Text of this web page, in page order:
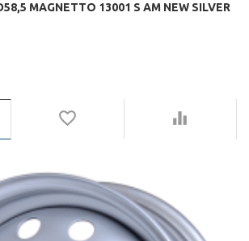
MAGNETTO 13001 S AM NEW SILVER